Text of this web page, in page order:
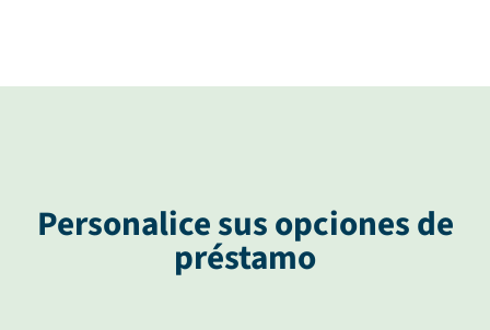
Personalice sus opciones de
préstamo